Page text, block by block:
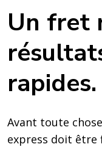
Un fret
rapides.
Avant toute
express doit être